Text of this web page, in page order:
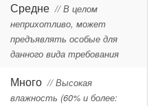
Средне // В целом
неприхотливо, может
предъявлять особые для
данного вида требования
Много // Высокая
влажность (60% и более: